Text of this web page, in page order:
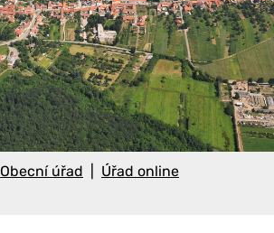
Obecní úřad
Úřad online